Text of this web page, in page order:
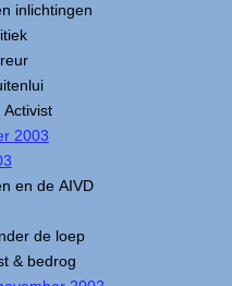
inlichtingen
Activist
2003
en de AIVD
de loep
& bedrog